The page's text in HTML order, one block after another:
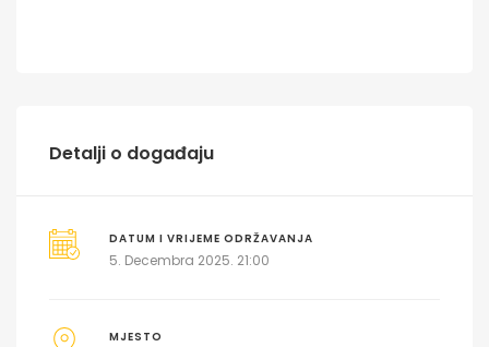
Detalji o događaju
DATUM I VRIJEME ODRŽAVANJA
5. Decembra 2025. 21:00
MJESTO